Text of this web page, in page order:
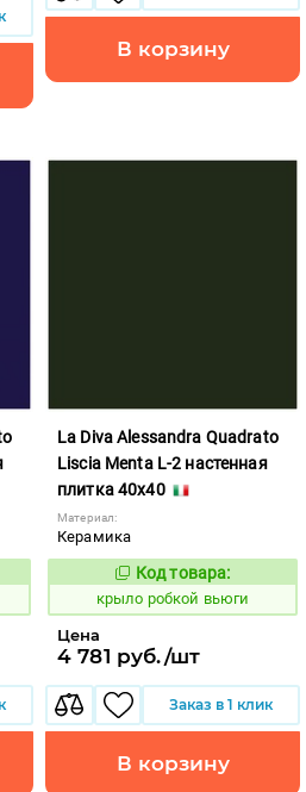
В корзину
La Diva Alessandra Quadrato
Liscia Menta L-2 настенная
плитка 40x40
Материал:
Керамика
837889
Код товара:
крыло робкой вьюги
Цена
4 781 руб./шт
Заказ в 1 клик
В корзину